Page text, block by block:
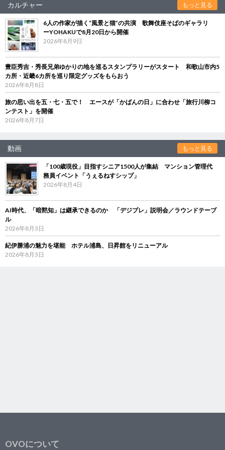
カルチャー もっと見る
6人の作家が描く“風景と猫”の共演 歌舞伎座そばのギャラリ
ーYOHAKUで8月20日から開催
2026年8月9日
豊臣秀吉・秀長兄弟ゆかりの地を巡るスタンプラリーがスタート 和歌山市内5
カ所・近畿6カ所を巡り限定グッズをもらおう
2026年8月8日
旅の思い出を五・七・五で！ エースが「かばんの日」に合わせ「旅行川柳コ
ンテスト」を開催
2026年8月7日
動画 もっと見る
「100歳現役」目指すシニア1500人が集結 マンション管理代
務員イベント「うぇるねすシップ」
2026年8月4日
AI時代、「暗黙知」は継承できるのか 「デジブレ」説明会／ラウンドテーブ
ル
2026年8月3日
紀伊勝浦の魅力を堪能 ホテル浦島、日昇館をリニューアル
2026年8月3日
OVOについて